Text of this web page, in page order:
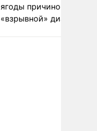
ягоды причиной
«взрывной» диареи